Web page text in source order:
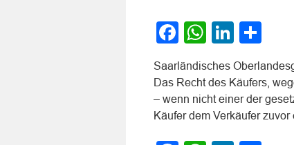
Facebook
Saarländisches
Das Recht des Käufers,
– wenn nicht einer der
Käufer dem Verkäufer